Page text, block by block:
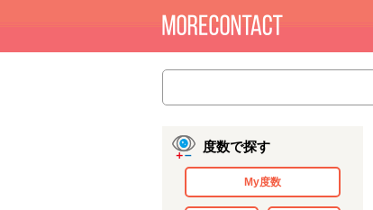
度数で探す
My度数